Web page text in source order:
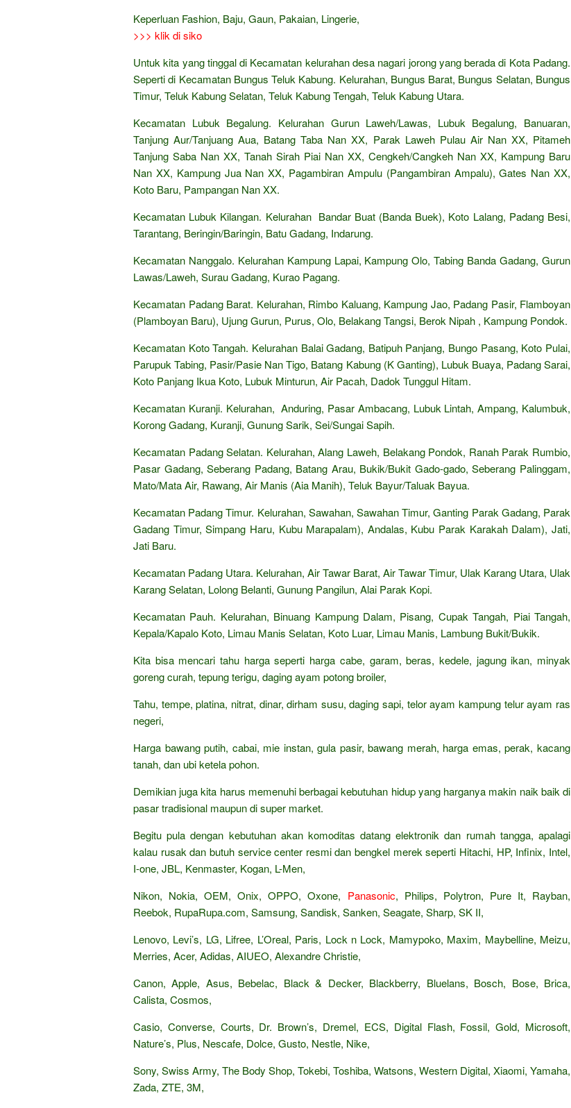
Keperluan Fashion, Baju, Gaun, Pakaian, Lingerie,
>>> klik di siko
Untuk kita yang tinggal di Kecamatan kelurahan desa nagari jorong yang berada di Kota Padang.
Seperti di Kecamatan Bungus Teluk Kabung. Kelurahan, Bungus Barat, Bungus Selatan, Bungus
Timur, Teluk Kabung Selatan, Teluk Kabung Tengah, Teluk Kabung Utara.
Kecamatan Lubuk Begalung. Kelurahan Gurun Laweh/Lawas, Lubuk Begalung, Banuaran,
Tanjung Aur/Tanjuang Aua, Batang Taba Nan XX, Parak Laweh Pulau Air Nan XX, Pitameh
Tanjung Saba Nan XX, Tanah Sirah Piai Nan XX, Cengkeh/Cangkeh Nan XX, Kampung Baru
Nan XX, Kampung Jua Nan XX, Pagambiran Ampulu (Pangambiran Ampalu), Gates Nan XX,
Koto Baru, Pampangan Nan XX.
Kecamatan Lubuk Kilangan. Kelurahan Bandar Buat (Banda Buek), Koto Lalang, Padang Besi,
Tarantang, Beringin/Baringin, Batu Gadang, Indarung.
Kecamatan Nanggalo. Kelurahan Kampung Lapai, Kampung Olo, Tabing Banda Gadang, Gurun
Lawas/Laweh, Surau Gadang, Kurao Pagang.
Kecamatan Padang Barat. Kelurahan, Rimbo Kaluang, Kampung Jao, Padang Pasir, Flamboyan
(Plamboyan Baru), Ujung Gurun, Purus, Olo, Belakang Tangsi, Berok Nipah , Kampung Pondok.
Kecamatan Koto Tangah. Kelurahan Balai Gadang, Batipuh Panjang, Bungo Pasang, Koto Pulai,
Parupuk Tabing, Pasir/Pasie Nan Tigo, Batang Kabung (K Ganting), Lubuk Buaya, Padang Sarai,
Koto Panjang Ikua Koto, Lubuk Minturun, Air Pacah, Dadok Tunggul Hitam.
Kecamatan Kuranji. Kelurahan, Anduring, Pasar Ambacang, Lubuk Lintah, Ampang, Kalumbuk,
Korong Gadang, Kuranji, Gunung Sarik, Sei/Sungai Sapih.
Kecamatan Padang Selatan. Kelurahan, Alang Laweh, Belakang Pondok, Ranah Parak Rumbio,
Pasar Gadang, Seberang Padang, Batang Arau, Bukik/Bukit Gado-gado, Seberang Palinggam,
Mato/Mata Air, Rawang, Air Manis (Aia Manih), Teluk Bayur/Taluak Bayua.
Kecamatan Padang Timur. Kelurahan, Sawahan, Sawahan Timur, Ganting Parak Gadang, Parak
Gadang Timur, Simpang Haru, Kubu Marapalam), Andalas, Kubu Parak Karakah Dalam), Jati,
Jati Baru.
Kecamatan Padang Utara. Kelurahan, Air Tawar Barat, Air Tawar Timur, Ulak Karang Utara, Ulak
Karang Selatan, Lolong Belanti, Gunung Pangilun, Alai Parak Kopi.
Kecamatan Pauh. Kelurahan, Binuang Kampung Dalam, Pisang, Cupak Tangah, Piai Tangah,
Kepala/Kapalo Koto, Limau Manis Selatan, Koto Luar, Limau Manis, Lambung Bukit/Bukik.
Kita bisa mencari tahu harga seperti harga cabe, garam, beras, kedele, jagung ikan, minyak
goreng curah, tepung terigu, daging ayam potong broiler,
Tahu, tempe, platina, nitrat, dinar, dirham susu, daging sapi, telor ayam kampung telur ayam ras
negeri,
Harga bawang putih, cabai, mie instan, gula pasir, bawang merah, harga emas, perak, kacang
tanah, dan ubi ketela pohon.
Demikian juga kita harus memenuhi berbagai kebutuhan hidup yang harganya makin naik baik di
pasar tradisional maupun di super market.
Begitu pula dengan kebutuhan akan komoditas datang elektronik dan rumah tangga, apalagi
kalau rusak dan butuh service center resmi dan bengkel merek seperti Hitachi, HP, Infinix, Intel,
I-one, JBL, Kenmaster, Kogan, L-Men,
Nikon, Nokia, OEM, Onix, OPPO, Oxone, Panasonic, Philips, Polytron, Pure It, Rayban,
Reebok, RupaRupa.com, Samsung, Sandisk, Sanken, Seagate, Sharp, SK II,
Lenovo, Levi’s, LG, Lifree, L’Oreal, Paris, Lock n Lock, Mamypoko, Maxim, Maybelline, Meizu,
Merries, Acer, Adidas, AIUEO, Alexandre Christie,
Canon, Apple, Asus, Bebelac, Black & Decker, Blackberry, Bluelans, Bosch, Bose, Brica,
Calista, Cosmos,
Casio, Converse, Courts, Dr. Brown’s, Dremel, ECS, Digital Flash, Fossil, Gold, Microsoft,
Nature’s, Plus, Nescafe, Dolce, Gusto, Nestle, Nike,
Sony, Swiss Army, The Body Shop, Tokebi, Toshiba, Watsons, Western Digital, Xiaomi, Yamaha,
Zada, ZTE, 3M,